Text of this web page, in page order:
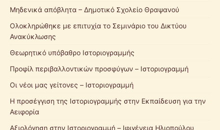
Μηδενικά απόβλητα – Δημοτικό Σχολείο Θραψανού
Ολοκληρώθηκε με επιτυχία το Σεμινάριο του Δικτύου
Ανακύκλωσης
Θεωρητικό υπόβαθρο Ιστοριογραμμής
Προφίλ περιβαλλοντικών προσφύγων – Ιστοριογραμμή
Οι νέοι μας γείτονες – Ιστοριογραμμή
Η προσέγγιση της Ιστοριογραμμής στην Εκπαίδευση για την
Αειφορία
Αξιολόγηση στην Ιστοριογραμμή – Ιφιγένεια Ηλιοπούλου